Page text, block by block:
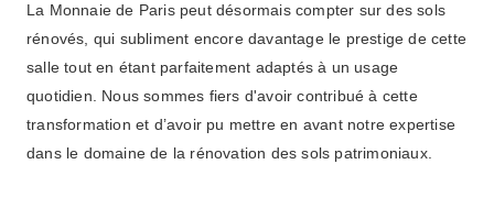
La Monnaie de Paris peut désormais compter sur des sols
rénovés, qui subliment encore davantage le prestige de cette
salle tout en étant parfaitement adaptés à un usage
quotidien. Nous sommes fiers d'avoir contribué à cette
transformation et d’avoir pu mettre en avant notre expertise
dans le domaine de la rénovation des sols patrimoniaux.